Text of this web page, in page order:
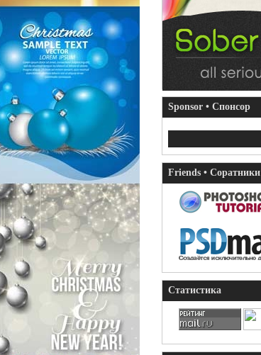
Sponsor • Спонсор
Friends • Соратники
Статистика